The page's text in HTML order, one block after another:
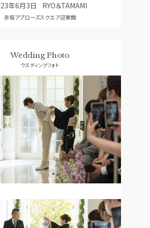
CUISINE
料理
GUEST
ご列席者の皆さまへ
SUPPORT
お手伝い
お問い合わせ フェア予約
年6月3日 RYO＆TAMAMI
赤坂アプローズスクエア迎賓館
Wedding Photo
ウエディングフォト